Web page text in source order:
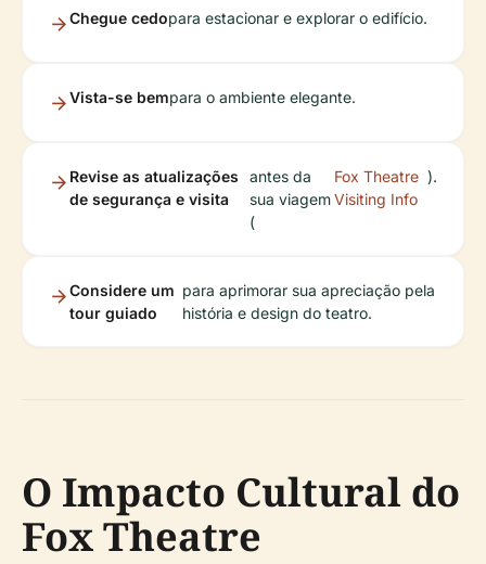
Chegue cedopara estacionar e explorar o edifício.
Vista-se bempara o ambiente elegante.
Revise as atualizações
de segurança e visita
antes da
sua viagem
(
Fox Theatre
Visiting Info
).
Considere um
tour guiado
para aprimorar sua apreciação pela
história e design do teatro.
O Impacto Cultural do
Fox Theatre